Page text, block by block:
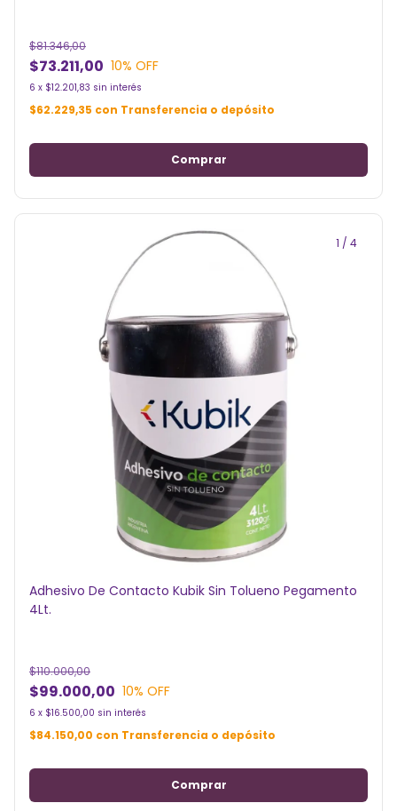
$73.211,00
$81.346,00
10% OFF
6 x $12.201,83 sin interés
$62.229,35 con Transferencia o depósito
1 / 4
Adhesivo De Contacto Kubik Sin Tolueno Pegamento
4Lt.
$99.000,00
$110.000,00
10% OFF
6 x $16.500,00 sin interés
$84.150,00 con Transferencia o depósito